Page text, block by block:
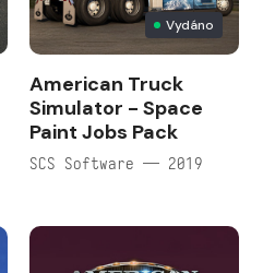
Vydáno
American Truck
Simulator - Space
Paint Jobs Pack
SCS Software — 2019